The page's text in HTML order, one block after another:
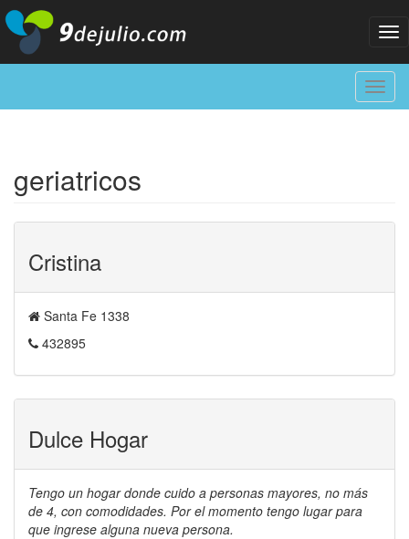
geriatricos
Cristina
Santa Fe 1338
432895
Dulce Hogar
Tengo un hogar donde cuido a personas mayores, no más
de 4, con comodidades. Por el momento tengo lugar para
que ingrese alguna nueva persona.